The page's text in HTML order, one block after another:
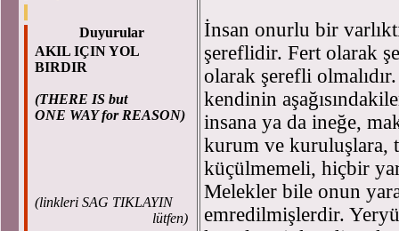
Duyurular
AKIL IÇIN YOL
BIRDIR
(THERE IS but
ONE WAY for REASON)
(linkleri SAG TIKLAYIN
lütfen)
İnsan onurlu bir
şereflidir. Fert olarak
olarak şerefli
kendinin
insana ya da ineğe,
kurum ve kuruluşlara,
küçülmemeli, hiçbir
Melekler bile onun
emredilmişlerdir.